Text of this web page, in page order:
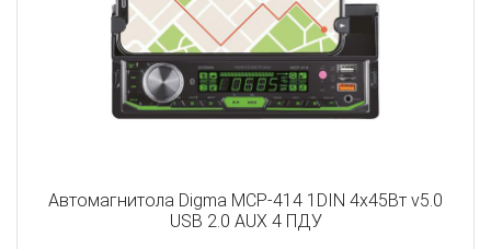
Автомагнитола Digma MCP-414 1DIN 4x45Вт v5.0
USB 2.0 AUX 4 ПДУ